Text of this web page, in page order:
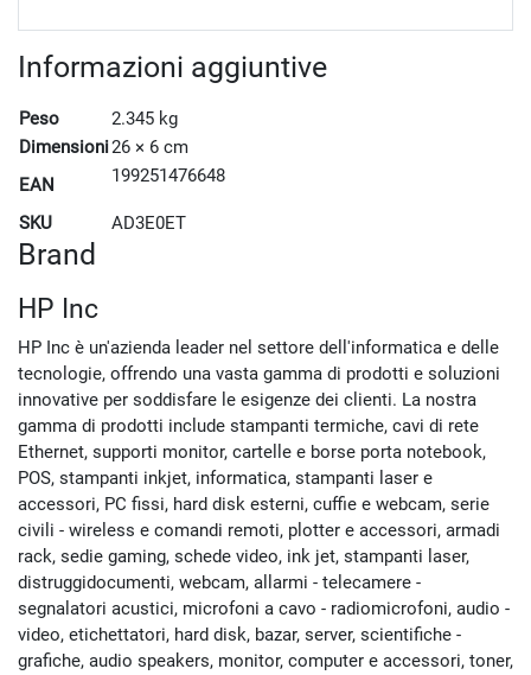
Informazioni aggiuntive
Peso
2.345 kg
Dimensioni26 × 6 cm
EAN
199251476648
SKU AD3E0ET
Brand
HP Inc
HP Inc è un'azienda leader nel settore dell'informatica e delle
tecnologie, offrendo una vasta gamma di prodotti e soluzioni
innovative per soddisfare le esigenze dei clienti. La nostra
gamma di prodotti include stampanti termiche, cavi di rete
Ethernet, supporti monitor, cartelle e borse porta notebook,
POS, stampanti inkjet, informatica, stampanti laser e
accessori, PC fissi, hard disk esterni, cuffie e webcam, serie
civili - wireless e comandi remoti, plotter e accessori, armadi
rack, sedie gaming, schede video, ink jet, stampanti laser,
distruggidocumenti, webcam, allarmi - telecamere -
segnalatori acustici, microfoni a cavo - radiomicrofoni, audio -
video, etichettatori, hard disk, bazar, server, scientifiche -
grafiche, audio speakers, monitor, computer e accessori, toner,